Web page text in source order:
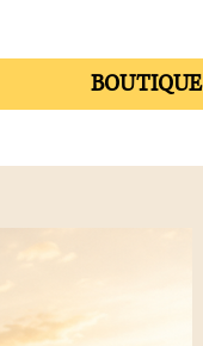
BOUTIQUE